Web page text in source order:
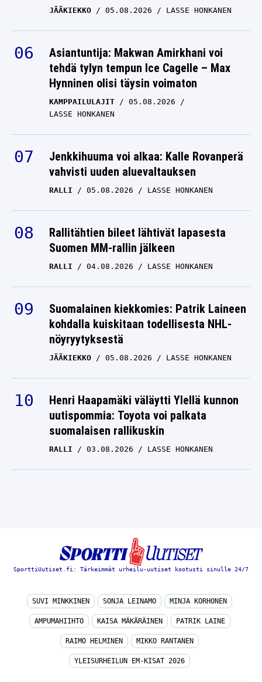
JÄÄKIEKKO 05.08.2026 LASSE HONKANEN
Asiantuntija: Makwan Amirkhani voi
tehdä tylyn tempun Ice Cagelle – Max
Hynninen olisi täysin voimaton
KAMPPAILULAJIT
05.08.2026
LASSE HONKANEN
Jenkkihuuma voi alkaa: Kalle Rovanperä
vahvisti uuden aluevaltauksen
RALLI 05.08.2026 LASSE HONKANEN
Rallitähtien bileet lähtivät lapasesta
Suomen MM-rallin jälkeen
RALLI 04.08.2026 LASSE HONKANEN
Suomalainen kiekkomies: Patrik Laineen
kohdalla kuiskitaan todellisesta NHL-
nöyryytyksestä
JÄÄKIEKKO 05.08.2026 LASSE HONKANEN
Henri Haapamäki väläytti Ylellä kunnon
uutispommia: Toyota voi palkata
suomalaisen rallikuskin
RALLI 03.08.2026 LASSE HONKANEN
SporttiUutiset.fi: Tärkeimmät urheilu-uutiset kootusti sinulle 24/7
SUVI MINKKINEN SONJA LEINAMO MINJA KORHONEN
AMPUMAHIIHTO KAISA MÄKÄRÄINEN PATRIK LAINE
RAIMO HELMINEN MIKKO RANTANEN
YLEISURHEILUN EM-KISAT 2026